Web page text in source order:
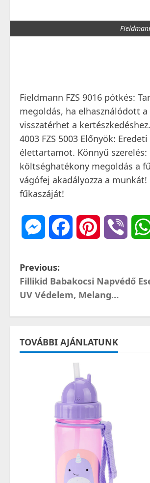
Fieldmann FZS 9016 pótkés:
megoldás, ha elhasználódott
visszatérhet a
4003 FZS 5003 Előnyök:
élettartamot. Könnyű
költséghatékony megoldás a
vágófej akadályozza a
fűkaszáját!
MessengerFacebookPinterest Viber
P
o
s
n
Previous:
Fillikid Babakocsi Napvédő
UV Védelem, Melang…
TOVÁBBI AJÁNLATUNK